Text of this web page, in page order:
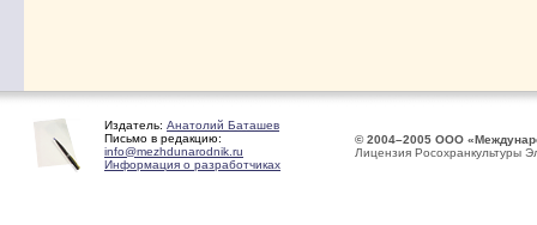
Издатель: Анатолий Баташев
Письмо в редакцию:
info@mezhdunarodnik.ru
Информация о разработчиках
© 2004–2005 ООО
Лицензия